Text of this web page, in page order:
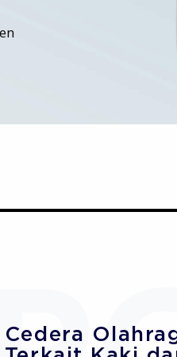
Cedera